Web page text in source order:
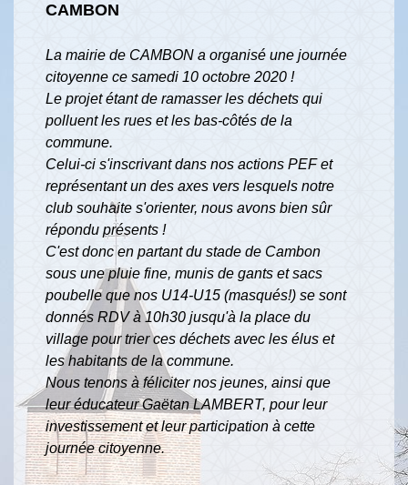
CAMBON
La mairie de CAMBON a organisé une journée
citoyenne ce samedi 10 octobre 2020 !
Le projet étant de ramasser les déchets qui
polluent les rues et les bas-côtés de la
commune.
Celui-ci s'inscrivant dans nos actions PEF et
représentant un des axes vers lesquels notre
club souhaite s'orienter, nous avons bien sûr
répondu présents !
C'est donc en partant du stade de Cambon
sous une pluie fine, munis de gants et sacs
poubelle que nos U14-U15 (masqués!) se sont
donnés RDV à 10h30 jusqu'à la place du
village pour trier ces déchets avec les élus et
les habitants de la commune.
Nous tenons à féliciter nos jeunes, ainsi que
leur éducateur Gaëtan LAMBERT, pour leur
investissement et leur participation à cette
journée citoyenne.